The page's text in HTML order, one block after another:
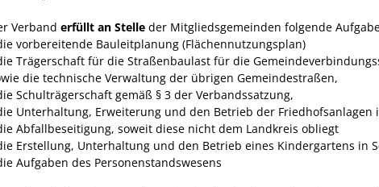
Verband erfüllt an Stelle der Mitgliedsgemeinden folgende
vorbereitende Bauleitplanung (Flächennutzungsplan)
Trägerschaft für die Straßenbaulast für die
die technische Verwaltung der übrigen Gemeindestraßen,
Schulträgerschaft gemäß § 3 der Verbandssatzung,
Unterhaltung, Erweiterung und den Betrieb der Friedhofsanlagen
Abfallbeseitigung, soweit diese nicht dem Land­kreis obliegt
Erstellung, Unterhaltung und den Betrieb eines Kindergartens in
Aufgaben des Personenstandswesens